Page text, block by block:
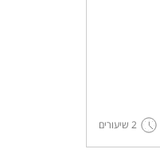
2 שיעורים